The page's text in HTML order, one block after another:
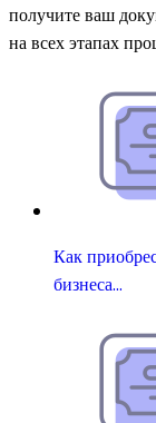
получите ваш
на всех этапах
Как
бизнеса…